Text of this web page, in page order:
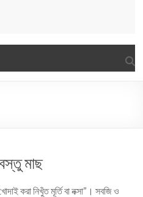
মাছ
করা নিখুঁত মূর্তি বা নক্সা”। সবজি ও